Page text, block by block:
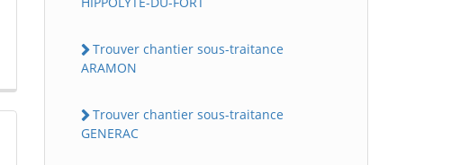
Trouver chantier sous-traitance
ARAMON
Trouver chantier sous-traitance
GENERAC